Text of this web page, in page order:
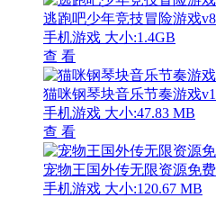
逃跑吧少年竞技冒险游戏
手机游戏 大小:1.4GB
查 看
猫咪钢琴块音乐节奏游戏
手机游戏 大小:47.83 MB
查 看
宠物王国外传无限资源免
手机游戏 大小:120.67 MB